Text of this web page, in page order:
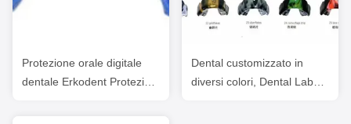
Protezione orale digitale
dentale Erkodent Protezioni
Dental customizzato in
diversi colori, Dental Lab